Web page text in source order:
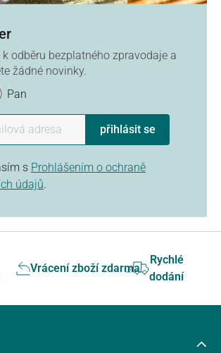
k odběru bezplatného zpravodaje a
žádné novinky.
Pan
přihlásit se
s Prohlášením o ochraně
údajů.
Vrácení zboží zdarma
Rychlé
dodání